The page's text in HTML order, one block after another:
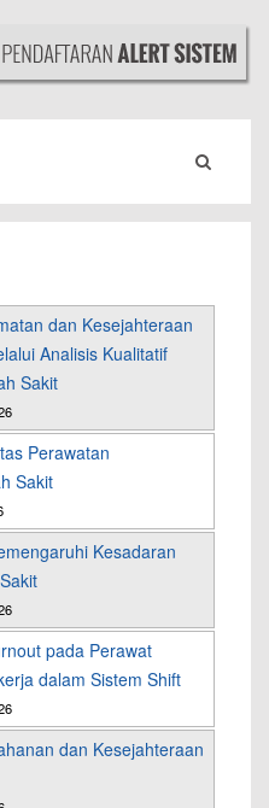
dan Kesejahteraan
Analisis Kualitatif
Sakit
Perawatan
Sakit
Kesadaran
pada Perawat
dalam Sistem Shift
dan Kesejahteraan